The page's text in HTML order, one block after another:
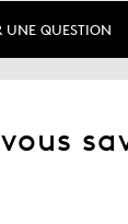
UNE QUESTION